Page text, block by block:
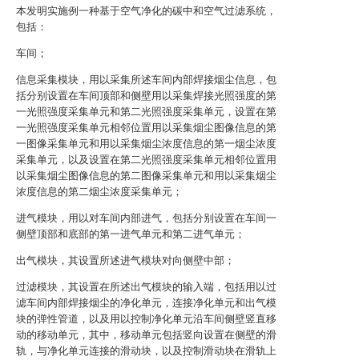
本发明实施例一种基于空气净化的碳中和空气过滤系统，
包括：
车间；
信息采集模块，用以采集所述车间内部焊接烟尘信息，包
括分别设置在车间顶部和侧壁用以采集焊接光照强度的第
一光照强度采集单元和第二光照强度采集单元，设置在第
一光照强度采集单元相邻位置用以采集烟尘图像信息的第
一图像采集单元和用以采集烟尘浓度信息的第一烟尘浓度
采集单元，以及设置在第二光照强度采集单元相邻位置用
以采集烟尘图像信息的第二图像采集单元和用以采集烟尘
浓度信息的第二烟尘浓度采集单元；
进气模块，用以对车间内部进气，包括分别设置在车间一
侧壁顶部和底部的第一进气单元和第二进气单元；
出气模块，其设置所述进气模块对向侧壁中部；
过滤模块，其设置在所述出气模块的输入端，包括用以过
滤车间内部焊接烟尘的净化单元，连接净化单元和出气模
块的弹性管道，以及用以控制净化单元沿车间侧壁竖直移
动的移动单元，其中，移动单元包括竖向设置在侧壁的滑
轨，与净化单元连接的滑动块，以及控制滑动块在滑轨上